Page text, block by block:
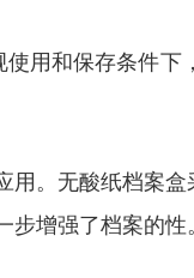
用和保存条件
。无酸纸档案
增强了档案的